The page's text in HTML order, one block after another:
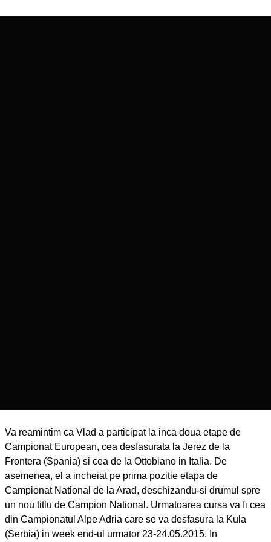
Va reamintim ca Vlad a participat la inca doua etape de
Campionat European, cea desfasurata la Jerez de la
Frontera (Spania) si cea de la Ottobiano in Italia. De
asemenea, el a incheiat pe prima pozitie etapa de
Campionat National de la Arad, deschizandu-si drumul spre
un nou titlu de Campion National. Urmatoarea cursa va fi cea
din Campionatul Alpe Adria care se va desfasura la Kula
(Serbia) in week end-ul urmator 23-24.05.2015. In